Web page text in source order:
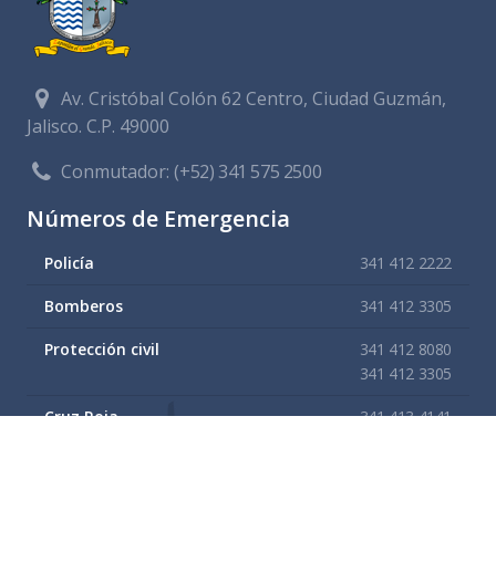
Av. Cristóbal Colón 62 Centro, Ciudad Guzmán,
Jalisco. C.P. 49000
Conmutador:(+52) 341 575 2500
Números de Emergencia
Policía 341 412 2222
Bomberos 341 412 3305
Protección civil
341 412 8080
341 412 3305
Cruz Roja 341 413 4141